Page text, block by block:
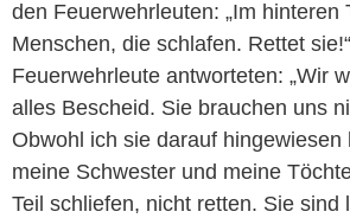
den Feuerwehrleuten: „Im hinteren
Menschen, die schlafen. Rettet
Feuerwehrleute antworteten: „Wir
alles Bescheid. Sie brauchen uns
Obwohl ich sie darauf hingewiesen
meine Schwester und meine
Teil schliefen, nicht retten. Sie sind